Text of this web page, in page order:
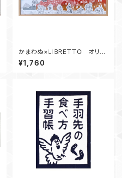
かまわぬ×LIBRETTO オリジ
ナルてぬぐい 赤レンガ倉庫
¥1,760